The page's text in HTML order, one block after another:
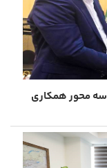
محور همکاری